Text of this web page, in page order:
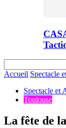
Accueil Spectacle
Spectacle et
Toulouse
La fête de